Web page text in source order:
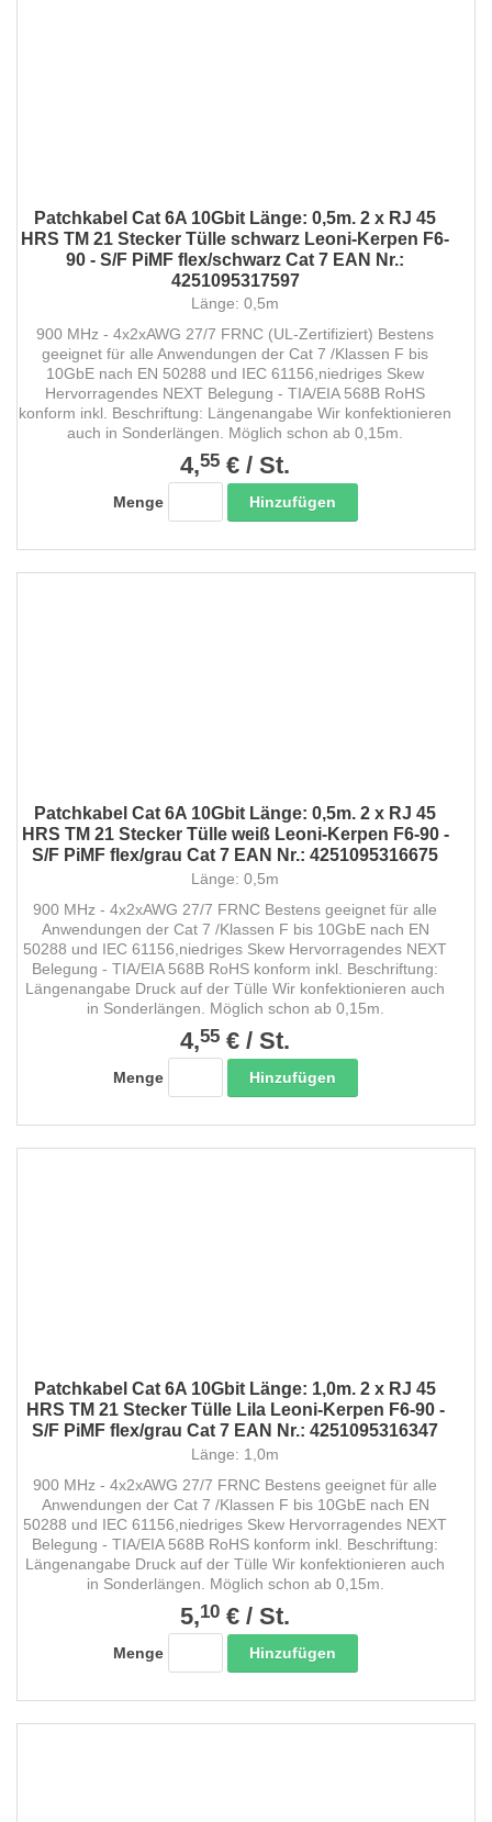
Patchkabel Cat 6A 10Gbit Länge: 0,5m. 2 x RJ 45
HRS TM 21 Stecker Tülle schwarz Leoni-Kerpen F6-
90 - S/F PiMF flex/schwarz Cat 7 EAN Nr.:
4251095317597
Länge: 0,5m
900 MHz - 4x2xAWG 27/7 FRNC (UL-Zertifiziert) Bestens
geeignet für alle Anwendungen der Cat 7 /Klassen F bis
10GbE nach EN 50288 und IEC 61156,niedriges Skew
Hervorragendes NEXT Belegung - TIA/EIA 568B RoHS
konform inkl. Beschriftung: Längenangabe Wir konfektionieren
auch in Sonderlängen. Möglich schon ab 0,15m.
4,55 € / St.
Menge Hinzufügen
Patchkabel Cat 6A 10Gbit Länge: 0,5m. 2 x RJ 45
HRS TM 21 Stecker Tülle weiß Leoni-Kerpen F6-90 -
S/F PiMF flex/grau Cat 7 EAN Nr.: 4251095316675
Länge: 0,5m
900 MHz - 4x2xAWG 27/7 FRNC Bestens geeignet für alle
Anwendungen der Cat 7 /Klassen F bis 10GbE nach EN
50288 und IEC 61156,niedriges Skew Hervorragendes NEXT
Belegung - TIA/EIA 568B RoHS konform inkl. Beschriftung:
Längenangabe Druck auf der Tülle Wir konfektionieren auch
in Sonderlängen. Möglich schon ab 0,15m.
4,55 € / St.
Menge Hinzufügen
Patchkabel Cat 6A 10Gbit Länge: 1,0m. 2 x RJ 45
HRS TM 21 Stecker Tülle Lila Leoni-Kerpen F6-90 -
S/F PiMF flex/grau Cat 7 EAN Nr.: 4251095316347
Länge: 1,0m
900 MHz - 4x2xAWG 27/7 FRNC Bestens geeignet für alle
Anwendungen der Cat 7 /Klassen F bis 10GbE nach EN
50288 und IEC 61156,niedriges Skew Hervorragendes NEXT
Belegung - TIA/EIA 568B RoHS konform inkl. Beschriftung:
Längenangabe Druck auf der Tülle Wir konfektionieren auch
in Sonderlängen. Möglich schon ab 0,15m.
5,10 € / St.
Menge Hinzufügen